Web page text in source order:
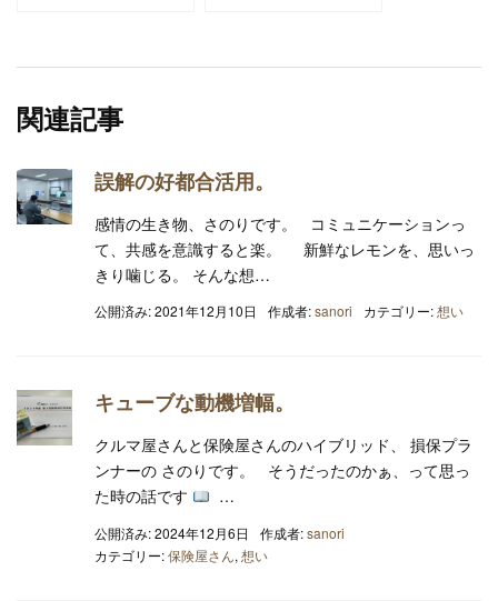
関連記事
誤解の好都合活用。
感情の生き物、さのりです。 コミュニケーションっ
て、共感を意識すると楽。 新鮮なレモンを、思いっ
きり噛じる。 そんな想…
公開済み: 2021年12月10日 作成者:sanori カテゴリー:想い
キューブな動機増幅。
クルマ屋さんと保険屋さんのハイブリッド、 損保プラ
ンナーの さのりです。 そうだったのかぁ、って思っ
た時の話です
…
公開済み: 2024年12月6日 作成者:sanori
カテゴリー:保険屋さん, 想い